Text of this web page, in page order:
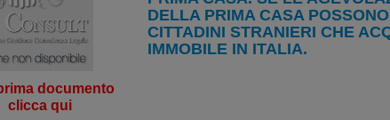
documento
clicca qui
DELLA PRIMA CASA
CITTADINI STRANIERI CHE
IMMOBILE IN ITALIA.